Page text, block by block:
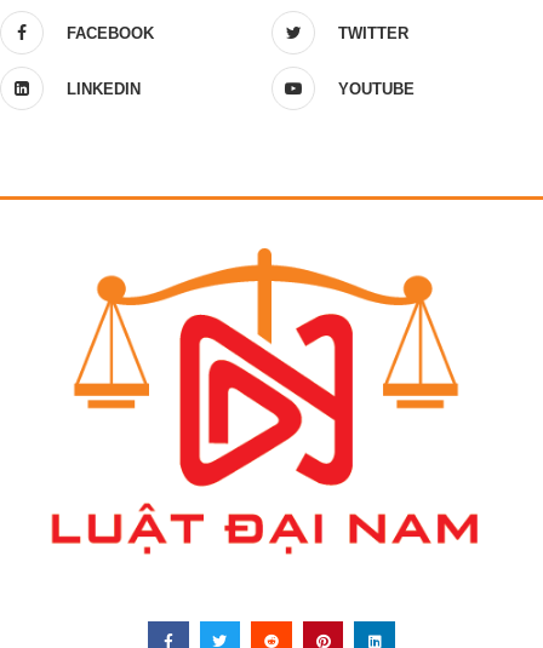
FACEBOOK TWITTER
LINKEDIN YOUTUBE